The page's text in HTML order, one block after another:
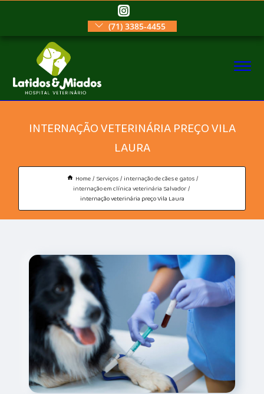
(71) 3385-4455
INTERNAÇÃO VETERINÁRIA PREÇO VILA
LAURA
Home Serviços
internação de cães e gatos
internação em clínica veterinária Salvador
internação veterinária preço Vila Laura